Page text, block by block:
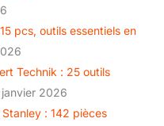
pcs, outils essentiels en
Technik : 25 outils
2026
: 142 pièces